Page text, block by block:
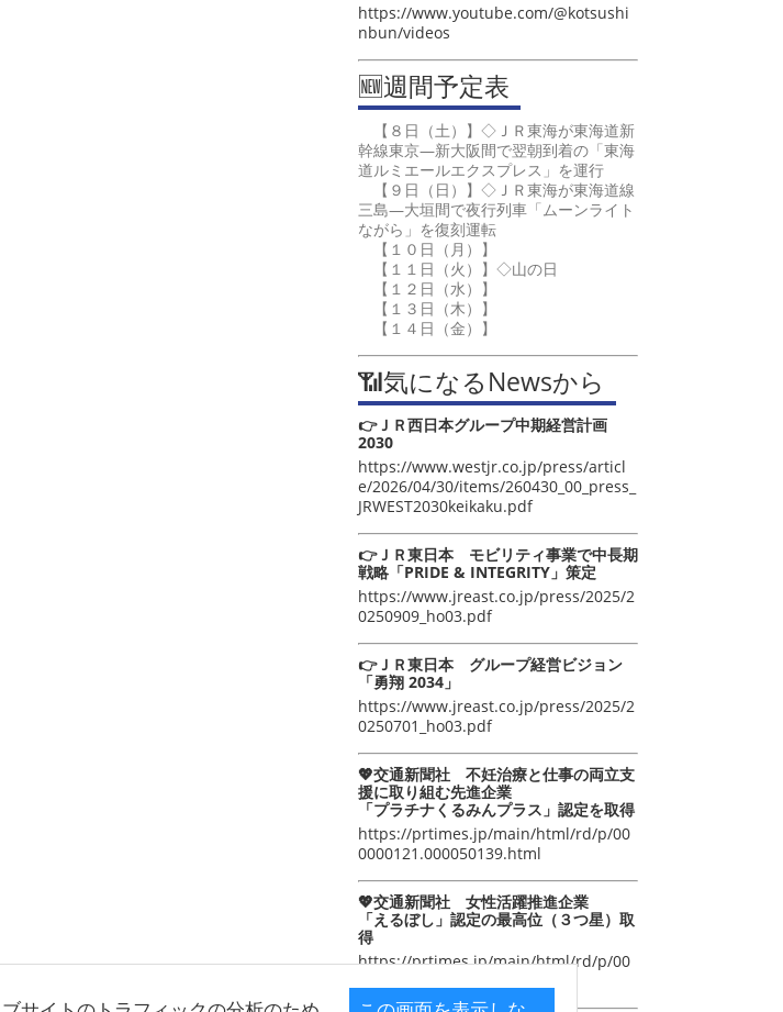
https://www.youtube.com/@kotsushi
nbun/videos
🆕週間予定表
【８日（土）】◇ＪＲ東海が東海道新
幹線東京―新大阪間で翌朝到着の「東海
道ルミエールエクスプレス」を運行
【９日（日）】◇ＪＲ東海が東海道線
三島―大垣間で夜行列車「ムーンライト
ながら」を復刻運転
【１０日（月）】
【１１日（火）】◇山の日
【１２日（水）】
【１３日（木）】
【１４日（金）】
📶気になるNewsから
👉ＪＲ西日本グループ中期経営計画
2030
https://www.westjr.co.jp/press/articl
e/2026/04/30/items/260430_00_press_
JRWEST2030keikaku.pdf
👉ＪＲ東日本 モビリティ事業で中長期
戦略「PRIDE & INTEGRITY」策定
https://www.jreast.co.jp/press/2025/2
0250909_ho03.pdf
👉ＪＲ東日本 グループ経営ビジョン
「勇翔 2034」
https://www.jreast.co.jp/press/2025/2
0250701_ho03.pdf
💖交通新聞社 不妊治療と仕事の両立支
援に取り組む先進企業
「プラチナくるみんプラス」認定を取得
https://prtimes.jp/main/html/rd/p/00
0000121.000050139.html
💖交通新聞社 女性活躍推進企業
「えるぼし」認定の最高位（３つ星）取
得
https://prtimes.jp/main/html/rd/p/00